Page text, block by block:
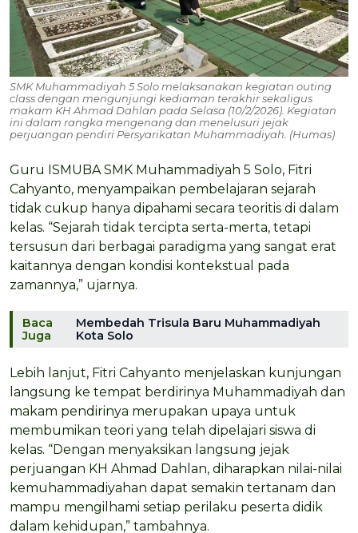
SMK Muhammadiyah 5 Solo melaksanakan kegiatan outing
class dengan mengunjungi kediaman terakhir sekaligus
makam KH Ahmad Dahlan pada Selasa (10/2/2026). Kegiatan
ini dalam rangka mengenang dan menelusuri jejak
perjuangan pendiri Persyarikatan Muhammadiyah. (Humas)
Guru ISMUBA SMK Muhammadiyah 5 Solo, Fitri
Cahyanto, menyampaikan pembelajaran sejarah
tidak cukup hanya dipahami secara teoritis di dalam
kelas. “Sejarah tidak tercipta serta-merta, tetapi
tersusun dari berbagai paradigma yang sangat erat
kaitannya dengan kondisi kontekstual pada
zamannya,” ujarnya.
Baca
Juga
Membedah Trisula Baru Muhammadiyah
Kota Solo
Lebih lanjut, Fitri Cahyanto menjelaskan kunjungan
langsung ke tempat berdirinya Muhammadiyah dan
makam pendirinya merupakan upaya untuk
membumikan teori yang telah dipelajari siswa di
kelas. “Dengan menyaksikan langsung jejak
perjuangan KH Ahmad Dahlan, diharapkan nilai-nilai
kemuhammadiyahan dapat semakin tertanam dan
mampu mengilhami setiap perilaku peserta didik
dalam kehidupan,” tambahnya.